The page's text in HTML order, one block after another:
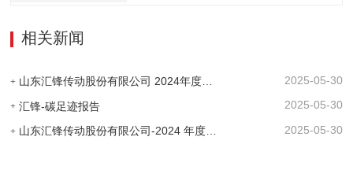
相关新闻
山东汇锋传动股份有限公司 2024年度社会责任报告 2025-05-30
汇锋-碳足迹报告 2025-05-30
2025-05-30